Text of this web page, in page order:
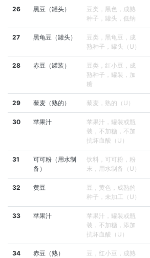
26 黑豆（罐头）
豆类，黑色，成熟
种子，罐头，低钠
27 黑龟豆（罐头）
豆类，黑龟豆，成
熟种子，罐头（U）
28 赤豆（罐装）
豆类，红小豆，成
熟种子，罐装，加
糖
29 藜麦（熟的） 藜麦，熟的（U）
30 苹果汁
苹果汁，罐装或瓶
装，不加糖，不加
抗坏血酸（U）
31
可可粉（用水制
备）
饮料，可可粉，粉
末，用水制备（U）
32 黄豆
豆，黄色，成熟的
种子，未加工（U）
33 苹果汁
苹果汁，罐装或瓶
装，不加糖，添加
抗坏血酸（U）
34 赤豆（熟）
豆，红小豆，成熟